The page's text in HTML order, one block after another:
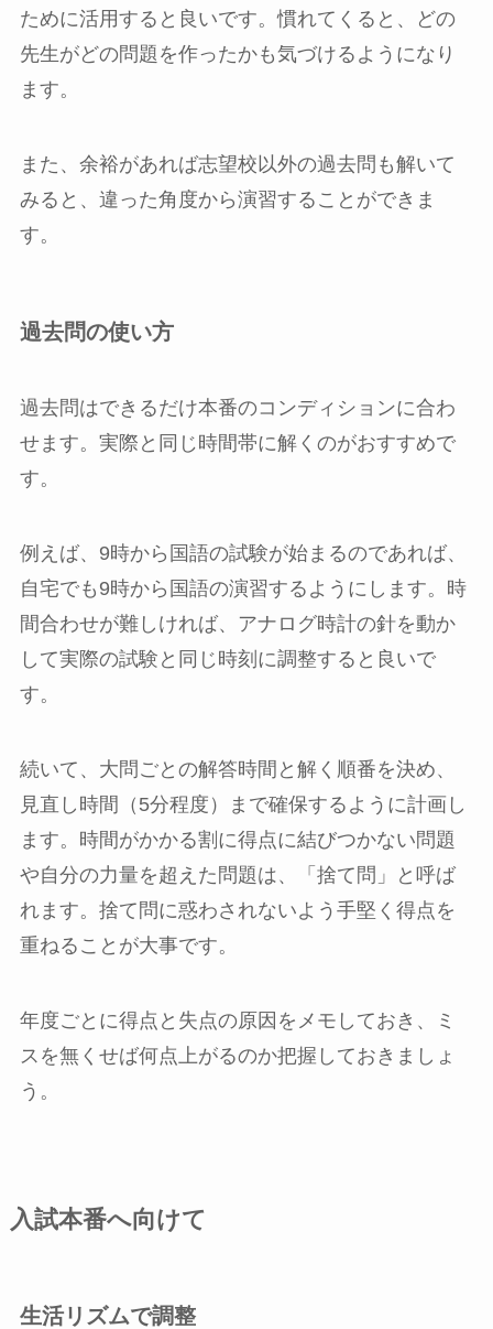
ために活用すると良いです。慣れてくると、どの
先生がどの問題を作ったかも気づけるようになり
ます。
また、余裕があれば志望校以外の過去問も解いて
みると、違った角度から演習することができま
す。
過去問の使い方
過去問はできるだけ本番のコンディションに合わ
せます。実際と同じ時間帯に解くのがおすすめで
す。
例えば、9時から国語の試験が始まるのであれば、
自宅でも9時から国語の演習するようにします。時
間合わせが難しければ、アナログ時計の針を動か
して実際の試験と同じ時刻に調整すると良いで
す。
続いて、大問ごとの解答時間と解く順番を決め、
見直し時間（5分程度）まで確保するように計画し
ます。時間がかかる割に得点に結びつかない問題
や自分の力量を超えた問題は、「捨て問」と呼ば
れます。捨て問に惑わされないよう手堅く得点を
重ねることが大事です。
年度ごとに得点と失点の原因をメモしておき、ミ
スを無くせば何点上がるのか把握しておきましょ
う。
入試本番へ向けて
生活リズムで調整